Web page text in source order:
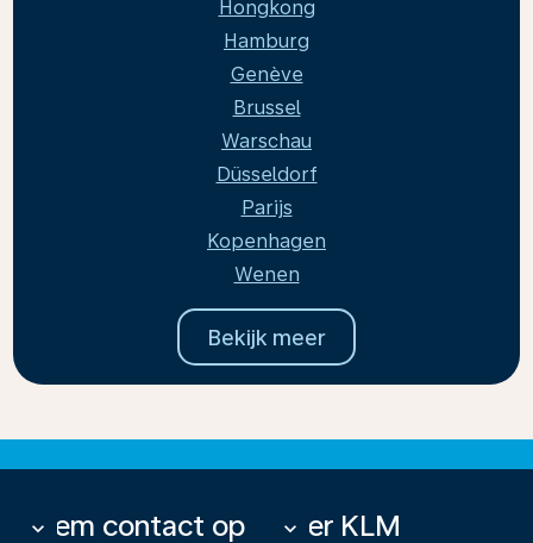
Hongkong
Hamburg
Genève
Brussel
Warschau
Düsseldorf
Parijs
Kopenhagen
Wenen
Bekijk meer
Neem contact op
keyboard_arrow_down Over KLM
keyboard_arrow_down